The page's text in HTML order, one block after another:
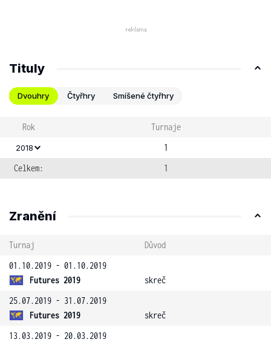
Tituly
Dvouhry Čtyřhry Smíšené čtyřhry
Rok Turnaje
2018
1
Celkem:
1
Zranění
Turnaj
Důvod
01.10.2019 - 01.10.2019
Futures 2019
skreč
25.07.2019 - 31.07.2019
Futures 2019
skreč
13.03.2019 - 20.03.2019